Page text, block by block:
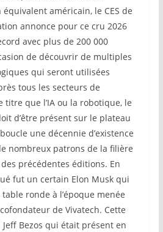
américain, le CES de
annonce pour ce cru 2026
avec plus de 200 000
de découvrir de multiples
qui seront utilisées
tous les secteurs de
titre que l’IA ou la robotique, le
d’être présent sur le plateau
une décennie d’existence
nombreux patrons de la filière
précédentes éditions. En
fut un certain Elon Musk qui
ronde à l’époque menée
de Vivatech. Cette
Jeff Bezos qui était présent en